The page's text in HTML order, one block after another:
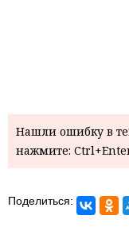
Нашли ошибку в
нажмите:
Поделиться: